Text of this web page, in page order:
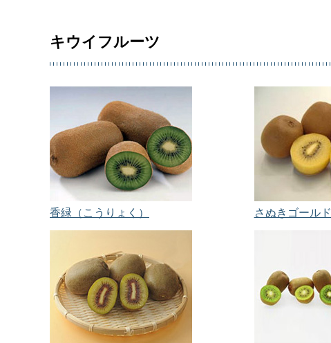
キウイフルーツ
香緑（こうりょく） さぬきゴールド